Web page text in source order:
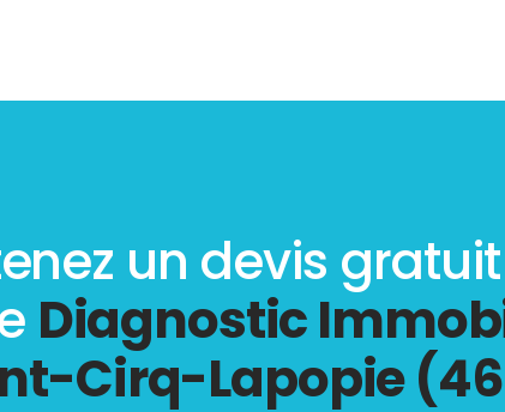
un devis
Diagnostic
Cirq-Lapopie